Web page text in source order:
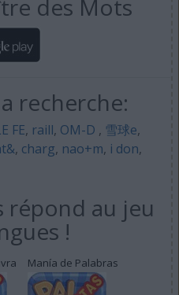
des Mots
recherche:
FE, raill, OM-D , 雪球e,
, charg, nao+m, i don,
répond au jeu
!
Manía de Palabras